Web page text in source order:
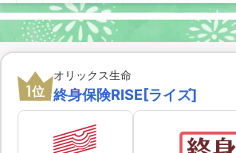
1位
オリックス生命
終身保険RISE[ライズ]